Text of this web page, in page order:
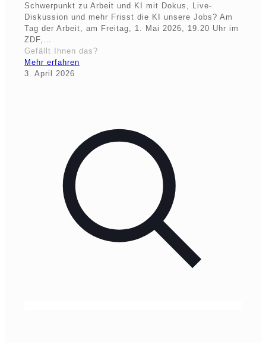
Schwerpunkt zu Arbeit und KI mit Dokus, Live-
Diskussion und mehr Frisst die KI unsere Jobs? Am
Tag der Arbeit, am Freitag, 1. Mai 2026, 19.20 Uhr im
ZDF,…
Gefällt Ihnen das?
Mehr erfahren
3. April 2026